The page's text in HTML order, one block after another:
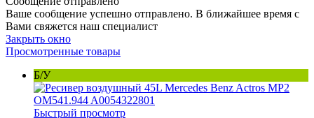
Ваше сообщение успешно отправлено. В ближайшее время с
Вами свяжется наш специалист
Закрыть окно
Просмотренные товары
Б/У
Быстрый просмотр